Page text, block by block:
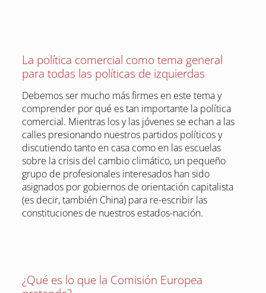
La política comercial como tema general
para todas las políticas de izquierdas
Debemos ser mucho más firmes en este tema y
comprender por qué es tan importante la política
comercial. Mientras los y las jóvenes se echan a las
calles presionando nuestros partidos políticos y
discutiendo tanto en casa como en las escuelas
sobre la crisis del cambio climático, un pequeño
grupo de profesionales interesados han sido
asignados por gobiernos de orientación capitalista
(es decir, también China) para re-escribir las
constituciones de nuestros estados-nación.
¿Qué es lo que la Comisión Europea